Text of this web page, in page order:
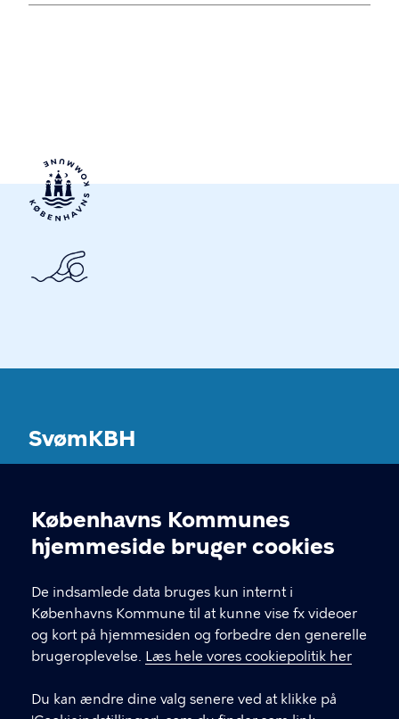
Cookieindstillinger
Københavns Kommunes
hjemmeside bruger cookies
De indsamlede data bruges kun internt i
Københavns Kommune til at kunne vise fx videoer
og kort på hjemmesiden og forbedre den generelle
brugeroplevelse. Læs hele vores cookiepolitik her
Du kan ændre dine valg senere ved at klikke på
SvømKBH
KONTAKT
1602 København V
LINKS
Kontakt og FAQ